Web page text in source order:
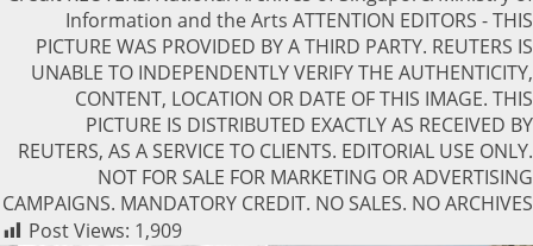
Information and the Arts ATTENTION EDITORS - THIS
PICTURE WAS PROVIDED BY A THIRD PARTY. REUTERS IS
UNABLE TO INDEPENDENTLY VERIFY THE AUTHENTICITY,
CONTENT, LOCATION OR DATE OF THIS IMAGE. THIS
PICTURE IS DISTRIBUTED EXACTLY AS RECEIVED BY
REUTERS, AS A SERVICE TO CLIENTS. EDITORIAL USE ONLY.
NOT FOR SALE FOR MARKETING OR ADVERTISING
CAMPAIGNS. MANDATORY CREDIT. NO SALES. NO ARCHIVES
Post Views: 1,909